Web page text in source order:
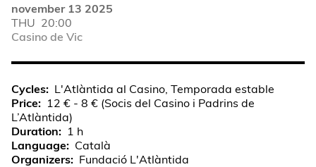
november 13 2025
THU 20:00
Casino de Vic
Cycles
L'Atlàntida al Casino, Temporada estable
Price
12 € - 8 € (Socis del Casino i Padrins de
L’Atlàntida)
Duration
1 h
Language
Català
Organizers
Fundació L'Atlàntida